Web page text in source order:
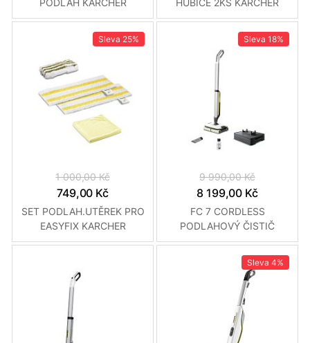
Sleva 25%
1 000,00 Kč
749,00 Kč
SET PODLAH.UTĚREK PRO
EASYFIX KARCHER
Sleva 18%
9 990,00 Kč
8 199,00 Kč
FC 7 CORDLESS
PODLAHOVÝ ČISTIČ
KARCHER
Sleva 4%